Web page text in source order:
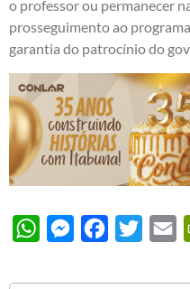
o professor ou permanecer
prosseguimento ao
garantia do patrocínio do
WhatsAppMessengerFacebook
Twitter